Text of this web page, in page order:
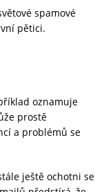
spamové
pětici.
oznamuje
prostě
a problémů se
ještě ochotni se